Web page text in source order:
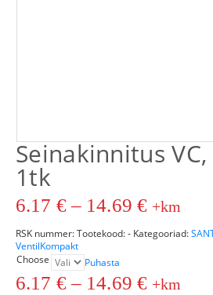
Seinakinnitus
1tk
6.17 €– 14.69 € +km
RSK nummer:Tootekood:- Kategooriad:
VentilKompakt
Choose
Puhasta
6.17 €– 14.69 € +km